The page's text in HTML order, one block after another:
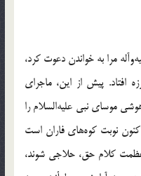
مرا به خواندن دعوت کرد،
پیش از این، ماجرای
موسای نبی علیه‌السلام را
نوبت کوه‌های فاران است
عظمت کلام حق، حلاجی شوند،